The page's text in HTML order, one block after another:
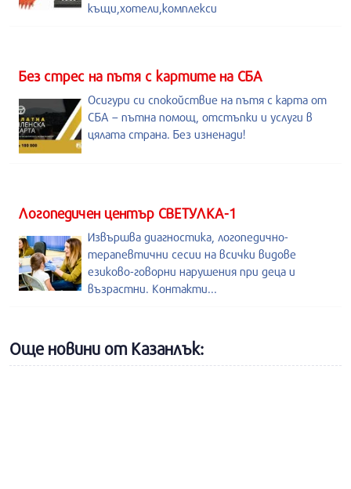
къщи,хотели,комплекси
Без стрес на пътя с картите на СБА
Осигури си спокойствие на пътя с карта от
СБА – пътна помощ, отстъпки и услуги в
цялата страна. Без изненади!
Логопедичен център СВЕТУЛКА-1
Извършва диагностика, логопедично-
терапевтични сесии на всички видове
езиково-говорни нарушения при деца и
възрастни. Контакти...
Още новини от Казанлък: